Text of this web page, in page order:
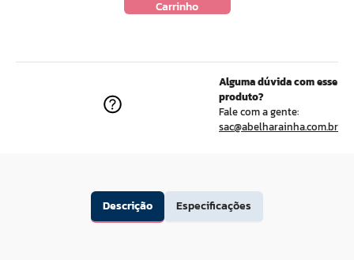
Carrinho
Alguma dúvida com esse
produto?
Fale com a gente:
sac@abelharainha.com.br
Descrição Especificações